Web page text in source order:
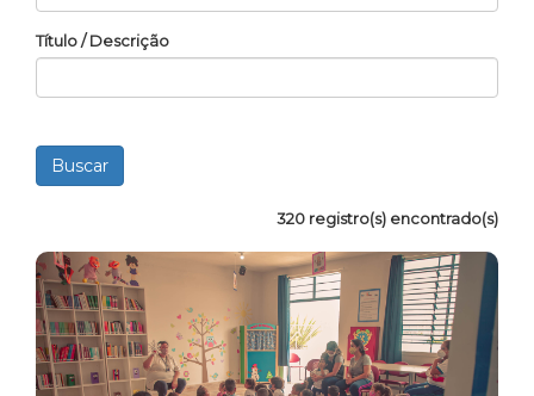
Título / Descrição
320 registro(s) encontrado(s)